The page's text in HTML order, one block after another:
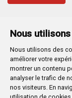
Nous
Nous utilisons des
améliorer votre
montrer un contenu
analyser le trafic de
nos visiteurs. En
CONTACTO
CANAL DE